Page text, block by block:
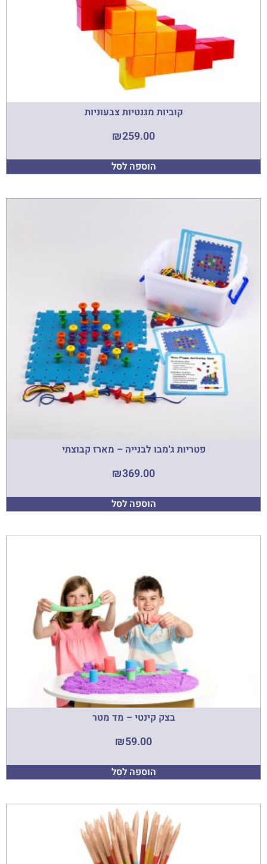
קוביות מגנטיות צבעוניות
₪259.00
הוספה לסל
פטריות ג'מבו לבנייה – מארז קבוצתי
₪369.00
הוספה לסל
בצק קינטי – מד מטר
₪59.00
הוספה לסל